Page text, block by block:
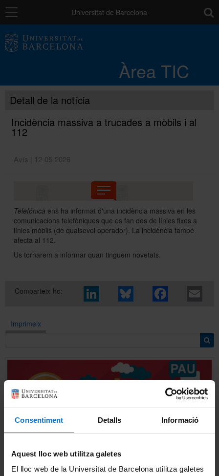
Consentiment Detalls Informació
Aquest lloc web utilitza galetes
El lloc web de la Universitat de Barcelona utilitza galetes
Navegació Universitat de Barcelona
Àrea TIC
Entorn de treball
Núvol UB
Seguretat de les dades
PAU: necessites ajuda?
Detall de la notícia
Incidència massiva a trucades a mòbils i al
112
Avís | 12-05-2026
Telefónica ens ha informat d'una incidència massiva en les
comunicacions telefòniques que es fan des de línies fixes a
línies mòbils (de qualsevol operador). La incidència també
afecta al 112.
Us tornarem a informar quan tinguem novetats.
Comparteix-ho:
Imprimeix
Punt d'Atenció a l'Usuari.